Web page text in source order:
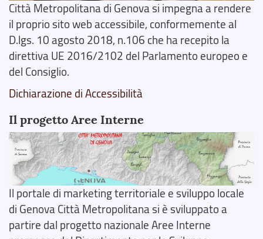
Città Metropolitana di Genova si impegna a rendere
il proprio sito web accessibile, conformemente al
D.lgs. 10 agosto 2018, n.106 che ha recepito la
direttiva UE 2016/2102 del Parlamento europeo e
del Consiglio.
Dichiarazione di Accessibilità
Il progetto Aree Interne
Il portale di marketing territoriale e sviluppo locale
di Genova Città Metropolitana si è sviluppato a
partire dal progetto nazionale Aree Interne